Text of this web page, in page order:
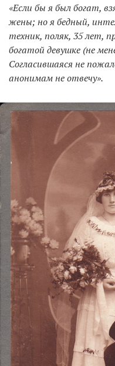
«Если бы я был богат,
жены; но я бедный,
техник, поляк, 35 лет,
богатой девушке (не
Согласившаяся не
анонимам не отвечу».